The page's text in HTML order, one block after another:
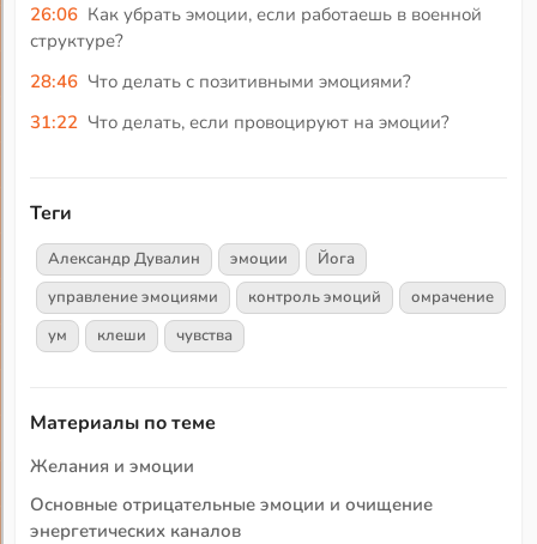
26:06 Как убрать эмоции, если работаешь в военной
структуре?
28:46 Что делать с позитивными эмоциями?
31:22 Что делать, если провоцируют на эмоции?
Теги
Александр Дувалин эмоции
Йога
управление эмоциями
контроль эмоций
омрачение
ум
клеши чувства
Материалы по теме
Желания и эмоции
Основные отрицательные эмоции и очищение
энергетических каналов